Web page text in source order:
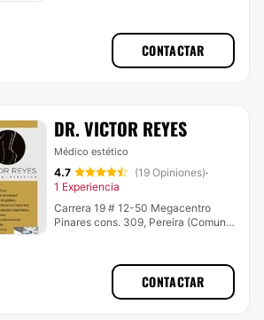
CONTACTAR
DR. VICTOR REYES
Médico estético
4.7 (19 Opiniones)·
1 Experiencia
Carrera 19 # 12-50 Megacentro
Pinares cons. 309, Pereira (Comuna
CONTACTAR